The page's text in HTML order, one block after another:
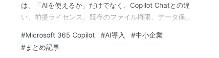
は、「AIを使えるか」だけでなく、Copilot Chatとの違
い、前提ライセンス、既存のファイル権限、データ保
る。本記事では、中小企業が無料枠から始め、必要な利
用者だけ有料ライセンスへ進むための判断順をまとめ
#Microsoft 365 Copilot #AI導入 #中小企業
#まとめ記事